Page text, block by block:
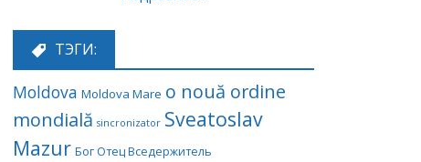
ТЭГИ:
Moldova Moldova Mare o nouă ordine
mondială sincronizator Sveatoslav
Mazur Бог Отец Вседержитель